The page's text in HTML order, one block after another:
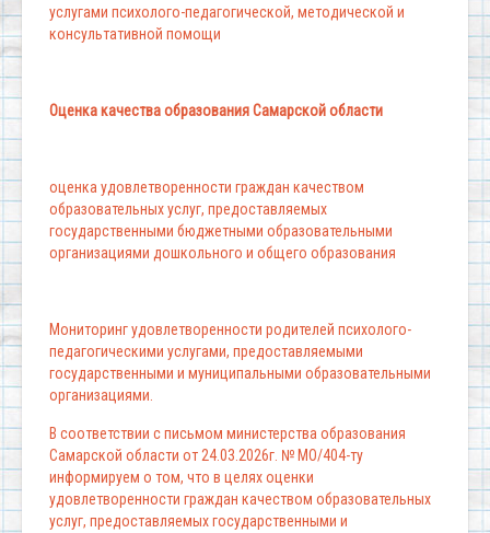
услугами психолого-педагогической, методической и
консультативной помощи
Оценка качества образования Самарской области
оценка удовлетворенности граждан качеством
образовательных услуг, предоставляемых
государственными бюджетными образовательными
организациями дошкольного и общего образования
Мониторинг удовлетворенности родителей психолого-
педагогическими услугами, предоставляемыми
государственными и муниципальными образовательными
организациями.
В соответствии с письмом министерства образования
Самарской области от 24.03.2026г. № МО/404-ту
информируем о том, что в целях оценки
удовлетворенности граждан качеством образовательных
услуг, предоставляемых государственными и